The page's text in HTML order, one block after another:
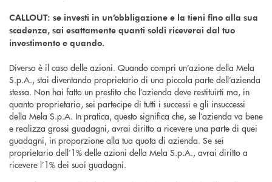
CALLOUT: se investi in un’obbligazione e la tieni fino alla sua
scadenza, sai esattamente quanti soldi riceverai dal tuo
investimento e quando.
Diverso è il caso delle azioni. Quando compri un’azione della Mela
S.p.A., stai diventando proprietario di una piccola parte dell’azienda
stessa. Non hai fatto un prestito che l’azienda deve restituirti ma, in
quanto proprietario, sei partecipe di tutti i successi e gli insuccessi
della Mela S.p.A. In pratica, questo significa che, se l’azienda va bene
e realizza grossi guadagni, avrai diritto a ricevere una parte di quei
guadagni, in proporzione alla tua quota di azienda. Se sei
proprietario dell’1% delle azioni della Mela S.p.A., avrai diritto a
ricevere l’1% dei suoi guadagni.